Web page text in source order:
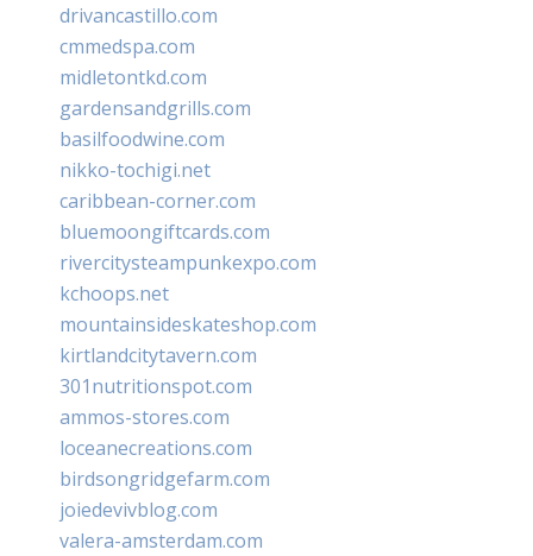
drivancastillo.com
cmmedspa.com
midletontkd.com
gardensandgrills.com
basilfoodwine.com
nikko-tochigi.net
caribbean-corner.com
bluemoongiftcards.com
rivercitysteampunkexpo.com
kchoops.net
mountainsideskateshop.com
kirtlandcitytavern.com
301nutritionspot.com
ammos-stores.com
loceanecreations.com
birdsongridgefarm.com
joiedevivblog.com
valera-amsterdam.com